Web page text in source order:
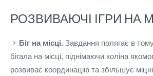
РОЗВИВАЮЧІ ІГРИ НА
Біг на місці. Завдання полягає в
бігала на місці, піднімаючи коліна
розвиває координацію та збільшує